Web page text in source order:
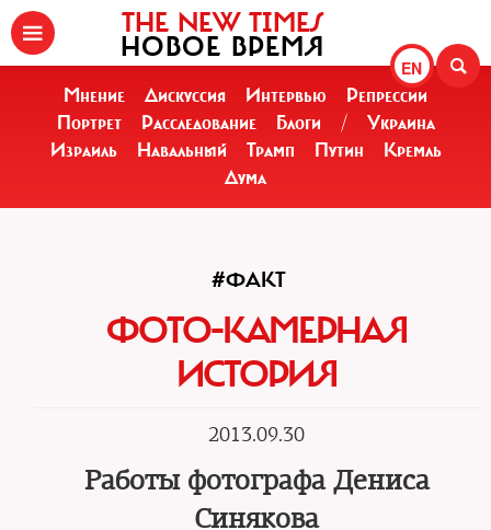
EN
THE NEW TIMES
НОВОЕ ВРЕМЯ
Мнение Дискуссия Интервью
Репрессии
Портрет
Расследование Блоги /
Украина
Израиль
Навальный Трамп Путин
Кремль
Дума
#ФАКТ
ФОТО-КАМЕРНАЯ
ИСТОРИЯ
2013.09.30
Работы фотографа Дениса
Синякова